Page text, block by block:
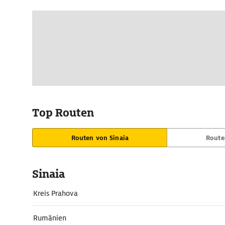
Top Routen
Routen von Sinaia
Sinaia
Kreis Prahova
Rumänien